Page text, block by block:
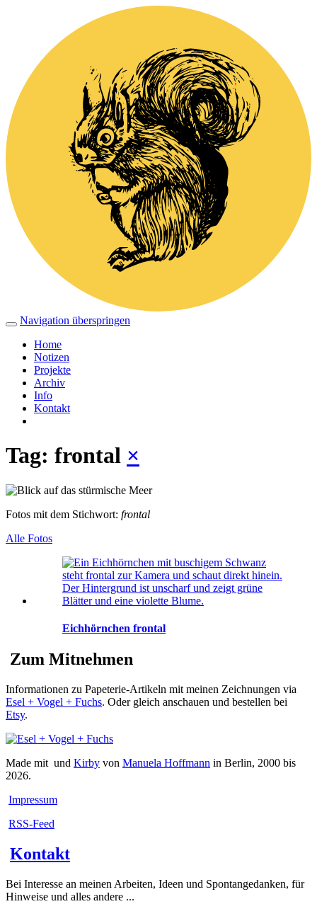
Navigation überspringen
Home
Notizen
Projekte
Archiv
Info
Kontakt
Tag: frontal ×
Fotos mit dem Stichwort: frontal
Alle Fotos
Eichhörnchen frontal
Zum Mitnehmen
Informationen zu Papeterie-Artikeln mit meinen Zeichnungen via
Esel + Vogel + Fuchs. Oder gleich anschauen und bestellen bei
Etsy.
Made mit und Kirby von Manuela Hoffmann in Berlin, 2000 bis
2026.
Impressum
RSS-Feed
Kontakt
Bei Interesse an meinen Arbeiten, Ideen und Spontangedanken, für
Hinweise und alles andere ...